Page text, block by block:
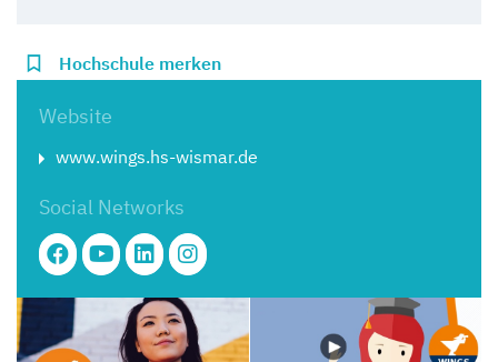
Hochschule merken
Website
www.wings.hs-wismar.de
Social Networks